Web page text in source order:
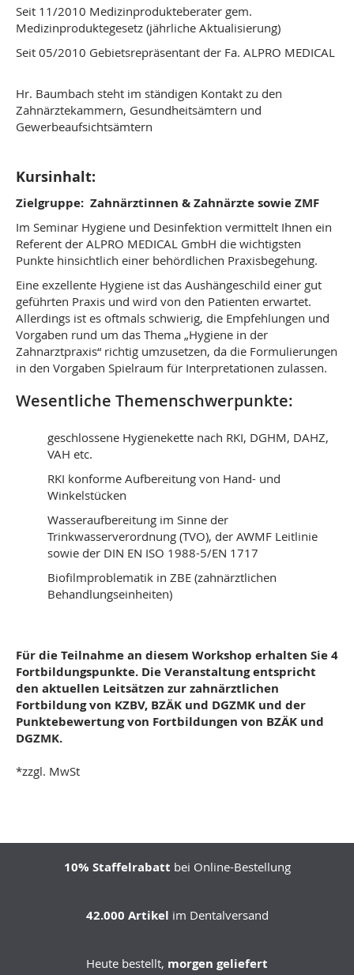
Seit 11/2010 Medizinprodukteberater gem.
Medizinproduktegesetz (jährliche Aktualisierung)
Seit 05/2010 Gebietsrepräsentant der Fa. ALPRO MEDICAL
Hr. Baumbach steht im ständigen Kontakt zu den
Zahnärztekammern, Gesundheitsämtern und
Gewerbeaufsichtsämtern
Kursinhalt:
Zielgruppe: Zahnärztinnen & Zahnärzte sowie ZMF
Im Seminar Hygiene und Desinfektion vermittelt Ihnen ein
Referent der ALPRO MEDICAL GmbH die wichtigsten
Punkte hinsichtlich einer behördlichen Praxisbegehung.
Eine exzellente Hygiene ist das Aushängeschild einer gut
geführten Praxis und wird von den Patienten erwartet.
Allerdings ist es oftmals schwierig, die Empfehlungen und
Vorgaben rund um das Thema „Hygiene in der
Zahnarztpraxis“ richtig umzusetzen, da die Formulierungen
in den Vorgaben Spielraum für Interpretationen zulassen.
Wesentliche Themenschwerpunkte:
geschlossene Hygienekette nach RKI, DGHM, DAHZ,
VAH etc.
RKI konforme Aufbereitung von Hand- und
Winkelstücken
Wasseraufbereitung im Sinne der
Trinkwasserverordnung (TVO), der AWMF Leitlinie
sowie der DIN EN ISO 1988-5/EN 1717
Biofilmproblematik in ZBE (zahnärztlichen
Behandlungseinheiten)
Für die Teilnahme an diesem Workshop erhalten Sie 4
Fortbildungspunkte. Die Veranstaltung entspricht
den aktuellen Leitsätzen zur zahnärztlichen
Fortbildung von KZBV, BZÄK und DGZMK und der
Punktebewertung von Fortbildungen von BZÄK und
DGZMK.
*zzgl. MwSt
10% Staffelrabatt bei Online-Bestellung
42.000 Artikel im Dentalversand
Heute bestellt, morgen geliefert